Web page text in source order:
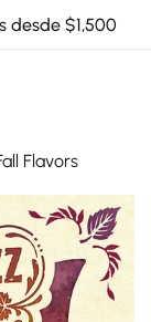
desde $1,500
Flavors